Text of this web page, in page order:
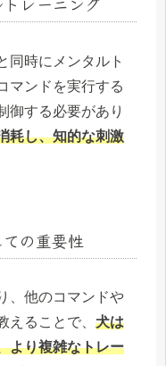
同時にメンタルト
マンドを実行する
御する必要があり
耗し、知的な刺激
の重要性
、他のコマンドや
えることで、 犬は
より複雑なトレー